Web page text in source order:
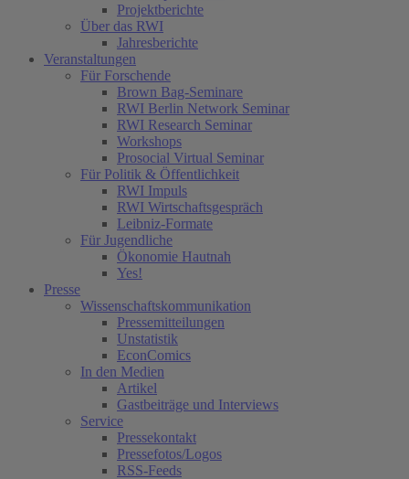
Projektberichte
Über das RWI
Jahresberichte
Veranstaltungen
Für Forschende
Brown Bag-Seminare
RWI Berlin Network Seminar
RWI Research Seminar
Workshops
Prosocial Virtual Seminar
Für Politik & Öffentlichkeit
RWI Impuls
RWI Wirtschaftsgespräch
Leibniz-Formate
Für Jugendliche
Ökonomie Hautnah
Yes!
Presse
Wissenschaftskommunikation
Pressemitteilungen
Unstatistik
EconComics
In den Medien
Artikel
Gastbeiträge und Interviews
Service
Pressekontakt
Pressefotos/Logos
RSS-Feeds